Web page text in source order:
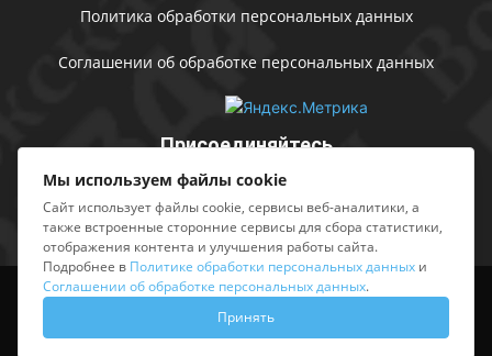
Политика обработки персональных данных
Соглашении об обработке персональных данных
Присоединяйтесь
Выходные данные Sing in
© АМУ «Редакция газеты «Волжская правда», 2012-2026
Мы используем файлы cookie
Сайт использует файлы cookie, сервисы веб-аналитики, а
также встроенные сторонние сервисы для сбора статистики,
отображения контента и улучшения работы сайта.
Подробнее в Политике обработки персональных данных и
Соглашении об обработке персональных данных.
Принять